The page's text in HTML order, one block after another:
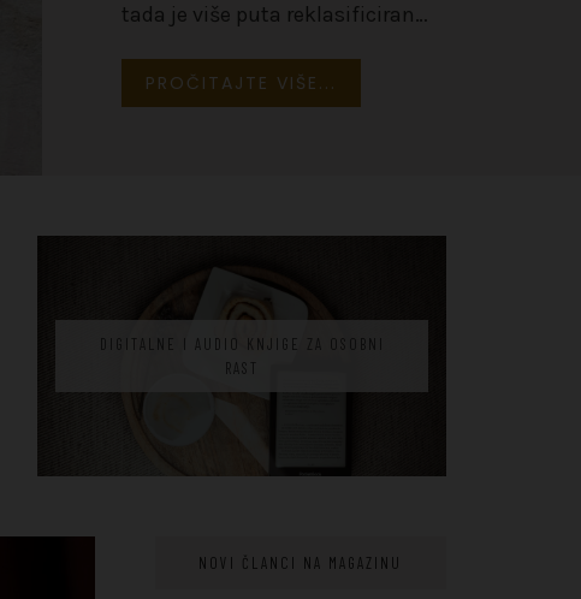
tada je više puta reklasificiran…
PROČITAJTE VIŠE...
DIGITALNE I AUDIO KNJIGE ZA OSOBNI
RAST
NOVI ČLANCI NA MAGAZINU